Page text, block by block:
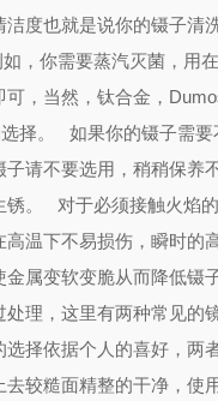
洁度也就是说你的镊子清
如，你需要蒸汽灭菌，用
，当然，钛合金，
择。
如果你的镊子需
子请不要选用，稍稍保养
。
对于必须接触火焰
高温下不易损伤，瞬时的
属变软变脆从而降低镊
处理，这里有两种常见的
择依据个人的喜好，两
去较糙面精整的干净，使